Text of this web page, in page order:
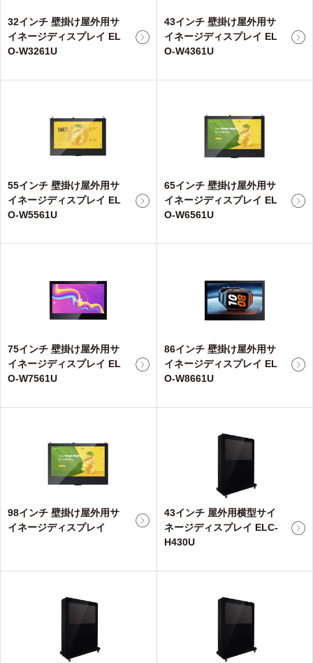
32インチ 壁掛け屋外用サ
イネージディスプレイ EL
O-W3261U
43インチ 壁掛け屋外用サ
イネージディスプレイ EL
O-W4361U
55インチ 壁掛け屋外用サ
イネージディスプレイ EL
O-W5561U
65インチ 壁掛け屋外用サ
イネージディスプレイ EL
O-W6561U
75インチ 壁掛け屋外用サ
イネージディスプレイ EL
O-W7561U
86インチ 壁掛け屋外用サ
イネージディスプレイ EL
O-W8661U
98インチ 壁掛け屋外用サ
イネージディスプレイ
43インチ 屋外用横型サイ
ネージディスプレイ ELC-
H430U